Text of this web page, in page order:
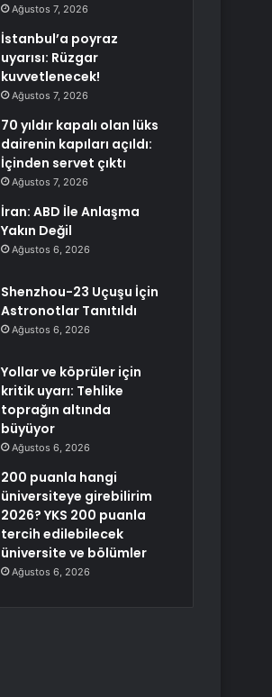
Ağustos 7, 2026
İstanbul’a poyraz
uyarısı: Rüzgar
kuvvetlenecek!
Ağustos 7, 2026
70 yıldır kapalı olan lüks
dairenin kapıları açıldı:
İçinden servet çıktı
Ağustos 7, 2026
İran: ABD İle Anlaşma
Yakın Değil
Ağustos 6, 2026
Shenzhou-23 Uçuşu İçin
Astronotlar Tanıtıldı
Ağustos 6, 2026
Yollar ve köprüler için
kritik uyarı: Tehlike
toprağın altında
büyüyor
Ağustos 6, 2026
200 puanla hangi
üniversiteye girebilirim
2026? YKS 200 puanla
tercih edilebilecek
üniversite ve bölümler
Ağustos 6, 2026